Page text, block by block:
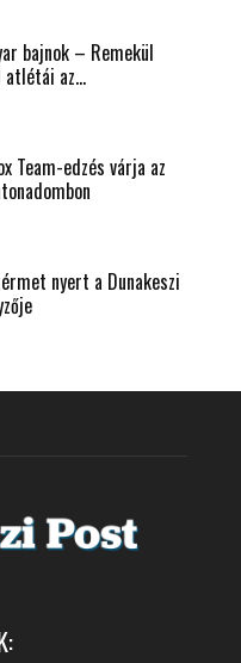
bajnok – Remekül
atlétái az...
Team-edzés várja az
nyert a Dunakeszi